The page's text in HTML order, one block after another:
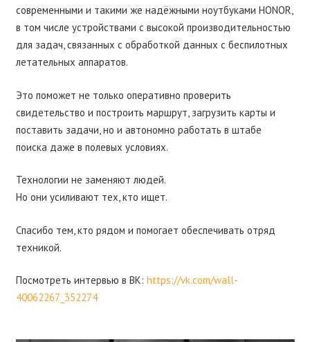
современными и такими же надёжными ноутбуками HONOR,
в том числе устройствами с высокой производительностью
для задач, связанных с обработкой данных с беспилотных
летательных аппаратов.
Это поможет не только оперативно проверить
свидетельство и построить маршрут, загрузить карты и
поставить задачи, но и автономно работать в штабе
поиска даже в полевых условиях.
Технологии не заменяют людей.
Но они усиливают тех, кто ищет.
Спасибо тем, кто рядом и помогает обеспечивать отряд
техникой.
Посмотреть интервью в ВК: https://vk.com/wall-
40062267_352274